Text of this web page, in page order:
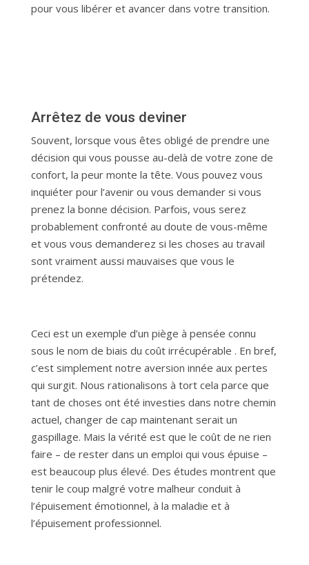
pour vous libérer et avancer dans votre transition.
Arrêtez de vous deviner
Souvent, lorsque vous êtes obligé de prendre une
décision qui vous pousse au-delà de votre zone de
confort, la peur monte la tête. Vous pouvez vous
inquiéter pour l’avenir ou vous demander si vous
prenez la bonne décision. Parfois, vous serez
probablement confronté au doute de vous-même
et vous vous demanderez si les choses au travail
sont vraiment aussi mauvaises que vous le
prétendez.
Ceci est un exemple d’un piège à pensée connu
sous le nom de biais du coût irrécupérable . En bref,
c’est simplement notre aversion innée aux pertes
qui surgit. Nous rationalisons à tort cela parce que
tant de choses ont été investies dans notre chemin
actuel, changer de cap maintenant serait un
gaspillage. Mais la vérité est que le coût de ne rien
faire – de rester dans un emploi qui vous épuise –
est beaucoup plus élevé. Des études montrent que
tenir le coup malgré votre malheur conduit à
l’épuisement émotionnel, à la maladie et à
l’épuisement professionnel.